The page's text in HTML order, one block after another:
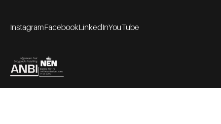
InstagramFacebookLinkedInYouTube
Partners